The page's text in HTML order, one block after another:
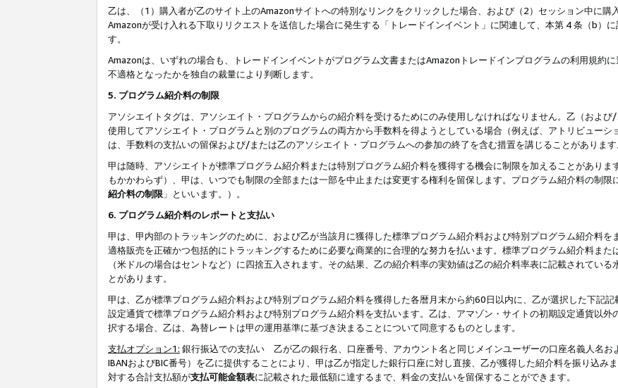
乙は、（1）購入者が乙のサイト上のAmazonサイトへの特別なリンクをクリックした場合、および（2）セッション中に購
Amazonが受け入れる下取りリクエストを送信した場合に発生する「トレードインイベント」に関連して、本第 4 条（b）
す。
Amazonは、いずれの場合も、トレードインイベントがプログラム文書またはAmazonトレードインプログラムの利用規約
不適格となったかを独自の裁量により判断します。
5. プログラム紹介料の制限
アソシエイトタグは、アソシエイト・プログラムからの紹介料を受けるためにのみ使用しなければなりません。乙（およ
使用してアソシエイト・プログラムと別のプログラムの両方から手数料を得ようとしている場合（例えば、アトリビュー
は、手数料の支払いの留保および/または乙のアソシエイト・プログラムへの参加の終了を含む措置を講じることがあります
甲は随時、アソシエイトが標準プログラム紹介料または特別プログラム紹介料を獲得する機会に制限を加えることがあり
もかかわらず）、甲は、いつでも制限の全部または一部を中止または変更する権利を留保します。プログラム紹介料の制限
紹介料の制限 」といいます。）。
6. プログラム紹介料のレポートと支払い
甲は、甲内部のトラッキングのために、および乙が当該月に獲得した標準プログラム紹介料および特別プログラム紹介料を
適格販売を正確かつ包括的にトラッキングするために必要な商業的に合理的な努力を払います。標準プログラム紹介料ま
（米ドルの場合はセントなど）に四捨五入されます。その結果、乙の紹介料率の実効値は乙の紹介料率表に記載されてい
とがあります。
甲は、乙が標準プログラム紹介料および特別プログラム紹介料を獲得した各暦月末から約60日以内に、乙が選択した下記
設定通貨で標準プログラム紹介料および特別プログラム紹介料を支払います。乙は、アマゾン・サイトの初期設定通貨以
択する場合、乙は、為替レートは甲の運用基準に基づき決まることについて同意するものとします。
支払オプション1: 銀行振込での支払い 乙が乙の銀行名、口座番号、アカウント名と同じメインユーザーの口座名義人名お
IBANおよびBIC番号）を乙に提供することにより、甲は乙が指定した銀行口座に対し直接、乙が獲得した紹介料を振り込み
対する合計支払額が支払可能金額表に記載された最低額に達するまで、料金の支払いを留保することができます。